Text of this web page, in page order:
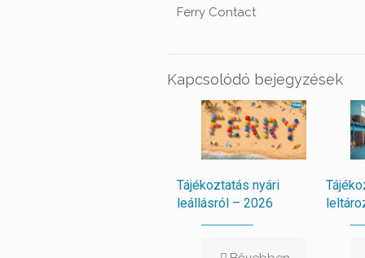
Ferry Contact
Kapcsolódó bejegyzések
Tájékoztatás nyári
leállásról – 2026